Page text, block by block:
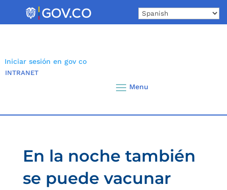
Iniciar sesión en gov co
INTRANET
En la noche también
se puede vacunar